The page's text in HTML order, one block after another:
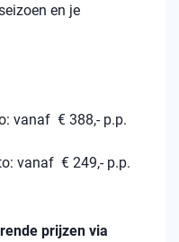
en je
vanaf € 388,- p.p.
vanaf € 249,- p.p.
prijzen via